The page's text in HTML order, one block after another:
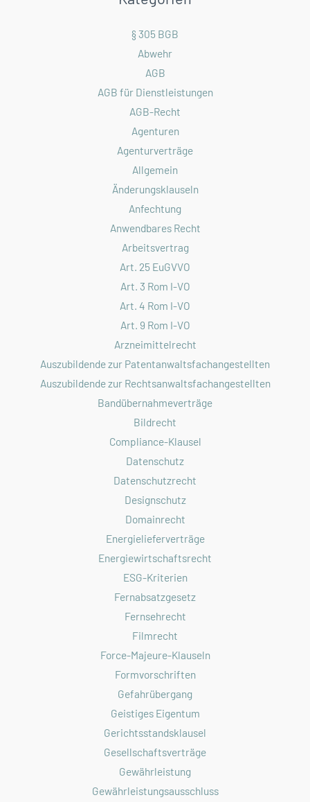
§ 305 BGB
Abwehr
AGB
AGB für Dienstleistungen
AGB-Recht
Agenturen
Agenturverträge
Allgemein
Änderungsklauseln
Anfechtung
Anwendbares Recht
Arbeitsvertrag
Art. 25 EuGVVO
Art. 3 Rom I-VO
Art. 4 Rom I-VO
Art. 9 Rom I-VO
Arzneimittelrecht
Auszubildende zur Patentanwaltsfachangestellten
Auszubildende zur Rechtsanwaltsfachangestellten
Bandübernahmeverträge
Bildrecht
Compliance-Klausel
Datenschutz
Datenschutzrecht
Designschutz
Domainrecht
Energielieferverträge
Energiewirtschaftsrecht
ESG-Kriterien
Fernabsatzgesetz
Fernsehrecht
Filmrecht
Force-Majeure-Klauseln
Formvorschriften
Gefahrübergang
Geistiges Eigentum
Gerichtsstandsklausel
Gesellschaftsverträge
Gewährleistung
Gewährleistungsausschluss